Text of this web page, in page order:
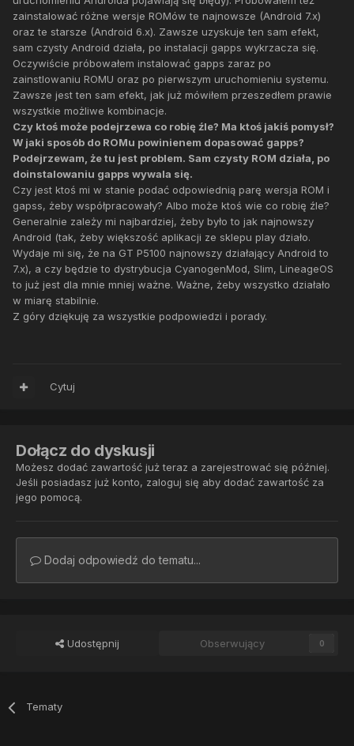
zainstalować różne wersje ROMów te najnowsze (Android 7.x)
oraz te starsze (Android 6.x). Zawsze uzyskuje ten sam efekt,
sam czysty Android działa, po instalacji gapps wykrzacza się.
Oczywiście próbowałem instalować gapps zaraz po
zainstlowaniu ROMU oraz po pierwszym uruchomieniu systemu.
Zawsze jest ten sam efekt, jak już mówiłem przeszedłem prawie
wszystkie możliwe kombinacje.
Czy ktoś może podejrzewa co robię źle? Ma ktoś jakiś pomysł?
W jaki sposób do ROMu powinienem dopasować gapps?
Podejrzewam, że tu jest problem. Sam czysty ROM działa, po
doinstalowaniu gapps wywala się.
Czy jest ktoś mi w stanie podać odpowiednią parę wersja ROM i
gapss, żeby współpracowały? Albo może ktoś wie co robię źle?
Generalnie zależy mi najbardziej, żeby było to jak najnowszy
Android (tak, żeby większość aplikacji ze sklepu play działo.
Wydaje mi się, że na GT P5100 najnowszy działający Android to
7.x), a czy będzie to dystrybucja CyanogenMod, Slim, LineageOS
to już jest dla mnie mniej ważne. Ważne, żeby wszystko działało
w miarę stabilnie.
Z góry dziękuję za wszystkie podpowiedzi i porady.
Cytuj
Dołącz do dyskusji
Możesz dodać zawartość już teraz a zarejestrować się później.
Jeśli posiadasz już konto, zaloguj się aby dodać zawartość za
jego pomocą.
Dodaj odpowiedź do tematu...
Udostępnij Obserwujący 0
Tematy